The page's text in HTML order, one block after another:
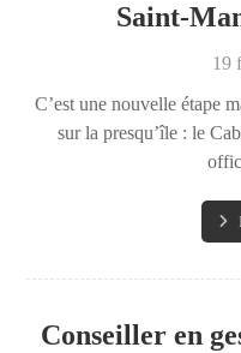
Saint-
19
C’est une nouvelle étape
sur la presqu’île : le
Conseiller en